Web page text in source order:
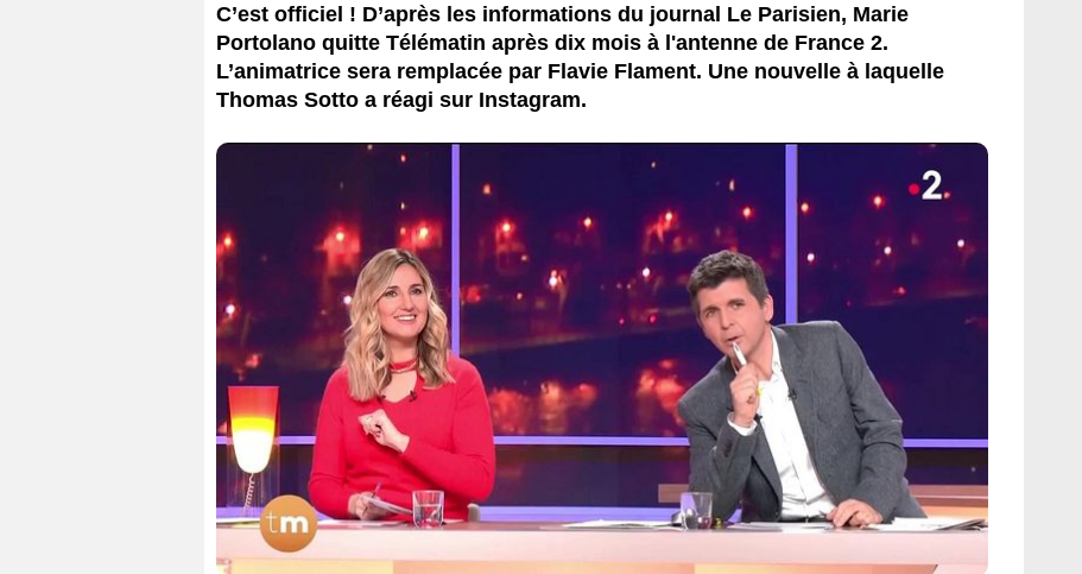
C’est officiel ! D’après les informations du journal Le Parisien, Marie
Portolano quitte Télématin après dix mois à l'antenne de France 2.
L’animatrice sera remplacée par Flavie Flament. Une nouvelle à laquelle
Thomas Sotto a réagi sur Instagram.